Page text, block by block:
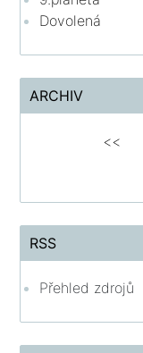
Dovolená
ARCHIV
<<
RSS
Přehled zdrojů